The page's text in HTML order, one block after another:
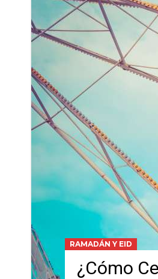
RAMADÁN Y EID
¿Cómo